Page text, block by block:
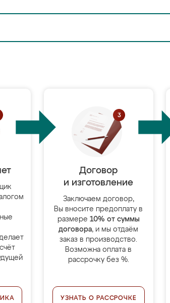
Договор
и изготовление
Заключаем договор,
Вы вносите предоплату в
размере 10% от суммы
договора, и мы отдаём
заказ в производство.
Возможна оплата в
рассрочку без %.
УЗНАТЬ О РАССРОЧКЕ